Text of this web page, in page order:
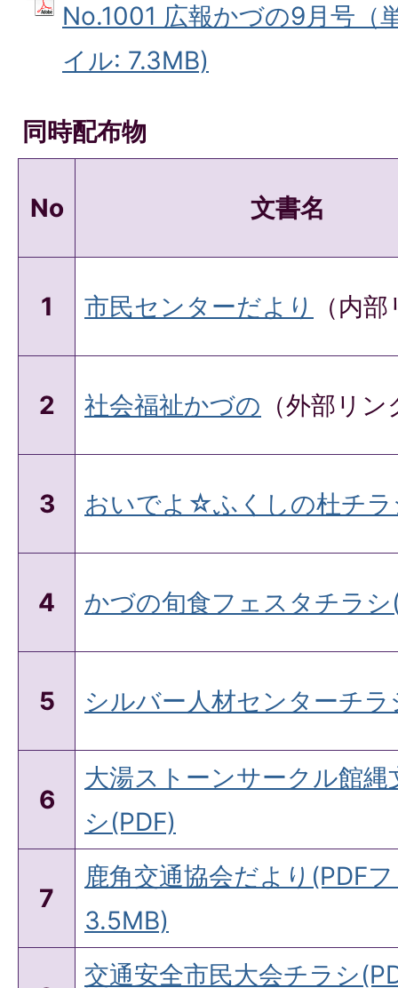
No.1001 広報かづの9月号（
イル: 7.3MB)
同時配布物
No 文書名
1 市民センターだより （内
2 社会福祉かづの （外部リ
3 おいでよ☆ふくしの杜チラ
4 かづの旬食フェスタチラシ
5 シルバー人材センターチラ
6
大湯ストーンサークル館縄
シ(PDF)
7
鹿角交通協会だより(PDF
3.5MB)
交通安全市民大会チラシ